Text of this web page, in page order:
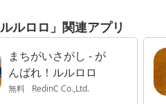
ルロロ」関連アプリ
まちがいさがし - が
んばれ！ルルロロ
無料 RedinC Co.,Ltd.